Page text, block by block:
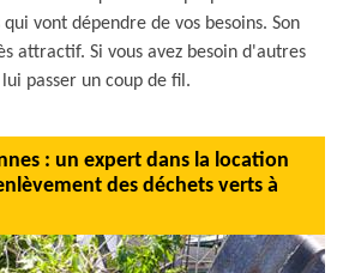
vont dépendre de vos besoins. Son
attractif. Si vous avez besoin d'autres
passer un coup de fil.
: un expert dans la location
des déchets verts à